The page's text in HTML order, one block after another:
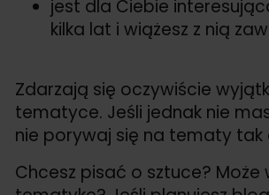
jest dla Ciebie
kilka lat i wiążesz z nią
Zdarzają się oczywiście
tematyce. Jeśli jednak nie
nie porywaj się na tematy tak
Chcesz pisać o sztuce?